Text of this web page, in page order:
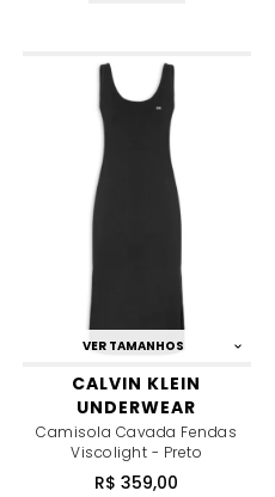
VER TAMANHOS
CALVIN KLEIN
UNDERWEAR
Camisola Cavada Fendas
Viscolight - Preto
R$ 359,00